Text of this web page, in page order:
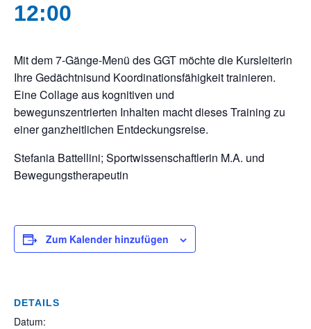
12:00
Mit dem 7-Gänge-Menü des GGT möchte die Kursleiterin
Ihre Gedächtnisund Koordinationsfähigkeit trainieren.
Eine Collage aus kognitiven und
bewegunszentrierten Inhalten macht dieses Training zu
einer ganzheitlichen Entdeckungsreise.
Stefania Battellini; Sportwissenschaftlerin M.A. und
Bewegungstherapeutin
Zum Kalender hinzufügen
DETAILS
Datum: